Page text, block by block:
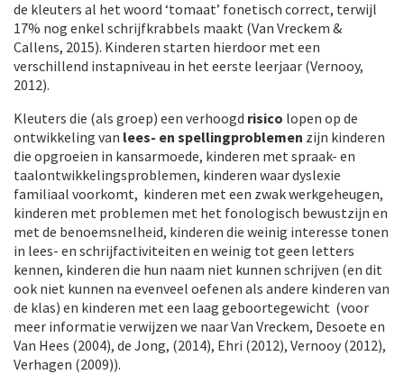
de kleuters al het woord ‘tomaat’ fonetisch correct, terwijl
17% nog enkel schrijfkrabbels maakt (Van Vreckem &
Callens, 2015). Kinderen starten hierdoor met een
verschillend instapniveau in het eerste leerjaar (Vernooy,
2012).
Kleuters die (als groep) een verhoogd risico lopen op de
ontwikkeling van lees- en spellingproblemen zijn kinderen
die opgroeien in kansarmoede, kinderen met spraak- en
taalontwikkelingsproblemen, kinderen waar dyslexie
familiaal voorkomt, kinderen met een zwak werkgeheugen,
kinderen met problemen met het fonologisch bewustzijn en
met de benoemsnelheid, kinderen die weinig interesse tonen
in lees- en schrijfactiviteiten en weinig tot geen letters
kennen, kinderen die hun naam niet kunnen schrijven (en dit
ook niet kunnen na evenveel oefenen als andere kinderen van
de klas) en kinderen met een laag geboortegewicht (voor
meer informatie verwijzen we naar Van Vreckem, Desoete en
Van Hees (2004), de Jong, (2014), Ehri (2012), Vernooy (2012),
Verhagen (2009)).